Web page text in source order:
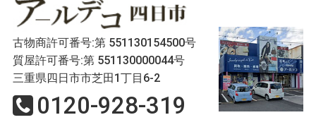
古物商許可番号:第 551130154500号
質屋許可番号:第 551130000044号
三重県四日市市芝田1丁目6-2
0120-928-319